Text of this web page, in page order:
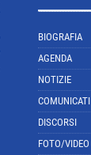
BIOGRAFIA
AGENDA
NOTIZIE
COMUNICATI
DISCORSI
FOTO/VIDEO